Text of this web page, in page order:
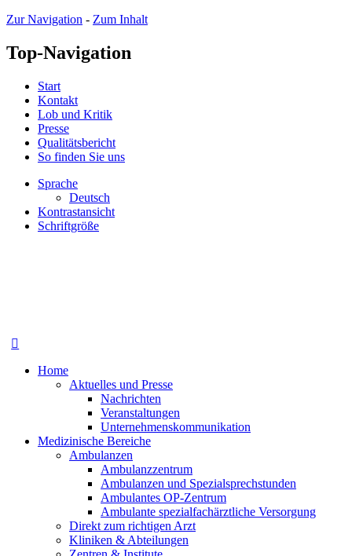
Zur Navigation - Zum Inhalt
Top-Navigation
Start
Kontakt
Lob und Kritik
Presse
Qualitätsbericht
So finden Sie uns
Sprache
Deutsch
Kontrastansicht
Schriftgröße
Home
Aktuelles und Presse
Nachrichten
Veranstaltungen
Unternehmenskommunikation
Medizinische Bereiche
Ambulanzen
Ambulanzzentrum
Ambulanzen und Spezialsprechstunden
Ambulantes OP-Zentrum
Ambulante spezialfachärztliche Versorgung
Direkt zum richtigen Arzt
Kliniken & Abteilungen